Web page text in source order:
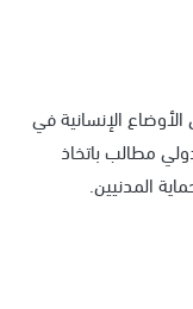
الإنسانية في
مطالب باتخاذ
المدنيين.